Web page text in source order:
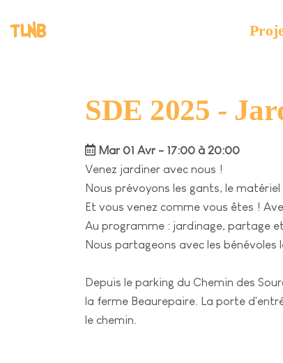
TLNB
SDE 2025 -
Mar 01 Avr - 17:00 à 20:00
Venez jardiner avec nous !
Nous prévoyons les gants, le matériel
Et vous venez comme vous êtes !
Au programme : jardinage, partage
Nous partageons avec les bénévoles
Depuis le parking du Chemin des
la ferme Beaurepaire. La porte
le chemin.